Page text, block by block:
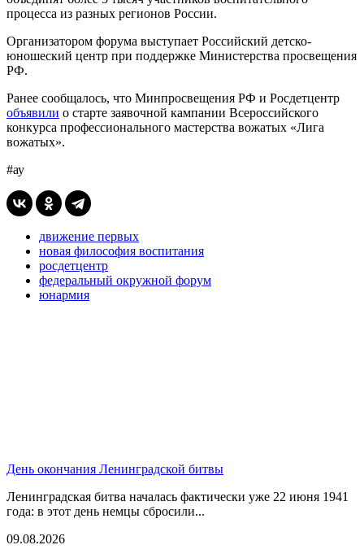
процесса из разных регионов России.
Организатором форума выступает Российский детско-
юношеский центр при поддержке Министерства просвещения
РФ.
Ранее сообщалось, что Минпросвещения РФ и Росдетцентр
объявили о старте заявочной кампании Всероссийского
конкурса профессионального мастерства вожатых «Лига
вожатых».
#ау
движение первых
новая философия воспитания
росдетцентр
федеральный окружной форум
юнармия
День окончания Ленинградской битвы
Ленинградская битва началась фактически уже 22 июня 1941
года: в этот день немцы сбросили...
09.08.2026